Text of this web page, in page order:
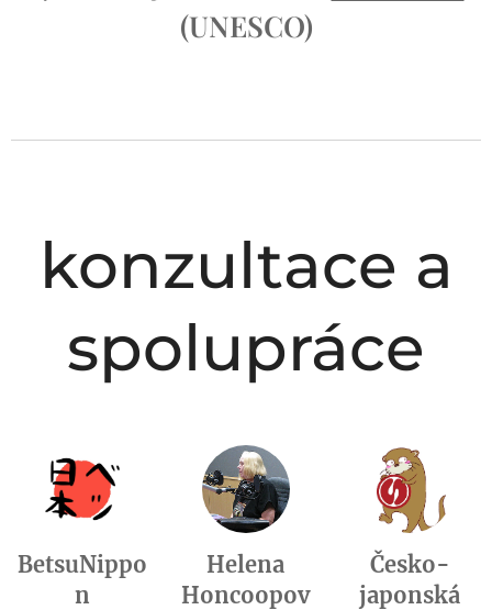
(UNESCO)
konzultace a
spolupráce
BetsuNippo
n
Helena
Honcoopov
Česko-
japonská